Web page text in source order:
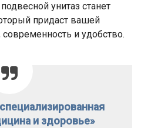
унитаз станет
придаст вашей
и удобство.
и здоровье»